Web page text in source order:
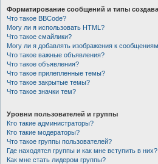
Форматирование сообщений и типы
Что такое BBCode?
Могу ли я использовать HTML?
Что такое смайлики?
Могу ли я добавлять изображения к
Что такое важные объявления?
Что такое объявления?
Что такое прилепленные темы?
Что такое закрытые темы?
Что такое значки тем?
Уровни пользователей и группы
Кто такие администраторы?
Кто такие модераторы?
Что такое группы пользователей?
Где находятся группы и как мне вступить в них?
Как мне стать лидером группы?